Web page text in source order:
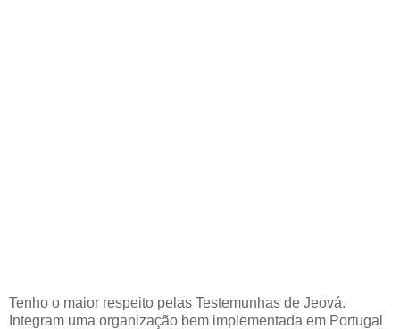
Tenho o maior respeito pelas Testemunhas de Jeová.
Integram uma organização bem implementada em Portugal